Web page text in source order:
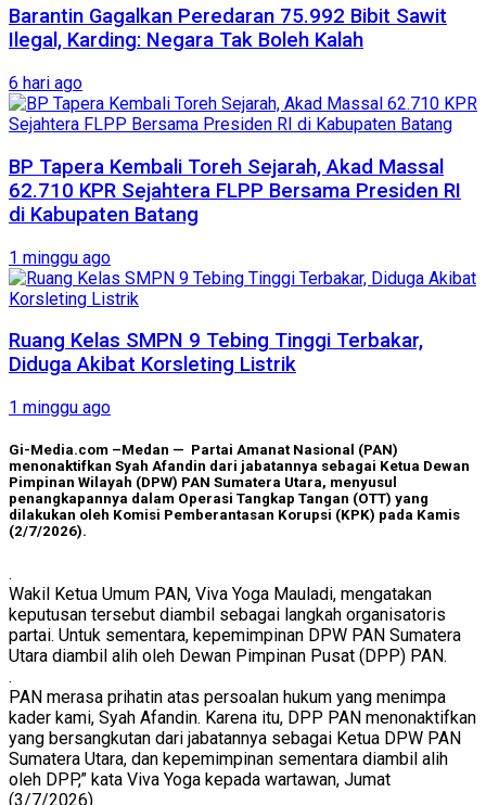
Barantin Gagalkan Peredaran 75.992 Bibit Sawit
Ilegal, Karding: Negara Tak Boleh Kalah
6 hari ago
BP Tapera Kembali Toreh Sejarah, Akad Massal
62.710 KPR Sejahtera FLPP Bersama Presiden RI
di Kabupaten Batang
1 minggu ago
Ruang Kelas SMPN 9 Tebing Tinggi Terbakar,
Diduga Akibat Korsleting Listrik
1 minggu ago
Gi-Media.com –Medan — Partai Amanat Nasional (PAN)
menonaktifkan Syah Afandin dari jabatannya sebagai Ketua Dewan
Pimpinan Wilayah (DPW) PAN Sumatera Utara, menyusul
penangkapannya dalam Operasi Tangkap Tangan (OTT) yang
dilakukan oleh Komisi Pemberantasan Korupsi (KPK) pada Kamis
(2/7/2026).
.
Wakil Ketua Umum PAN, Viva Yoga Mauladi, mengatakan
keputusan tersebut diambil sebagai langkah organisatoris
partai. Untuk sementara, kepemimpinan DPW PAN Sumatera
Utara diambil alih oleh Dewan Pimpinan Pusat (DPP) PAN.
.
PAN merasa prihatin atas persoalan hukum yang menimpa
kader kami, Syah Afandin. Karena itu, DPP PAN menonaktifkan
yang bersangkutan dari jabatannya sebagai Ketua DPW PAN
Sumatera Utara, dan kepemimpinan sementara diambil alih
oleh DPP,” kata Viva Yoga kepada wartawan, Jumat
(3/7/2026).